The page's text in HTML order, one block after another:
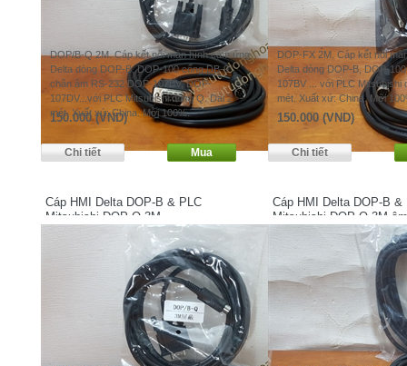
DOP/B-Q 2M. Cáp kết nối màn hình cảm ứng
Delta dòng DOP-B, DOP-100 cổng DB-9
chân âm RS-232 DOP-107BV, DOP-
107DV...với PLC Mitsubishi dòng Q. Dài 2
mét. Xuất xứ: China. Mới 100%.
150.000 (VND)
DOP-FX 2M. Cáp kết nối
Delta dòng DOP-B, DOP-
107BV ... với PLC Mitsubishi
mét. Xuất xứ: China. Mới
150.000 (VND)
Cáp HMI Delta DOP-B & PLC
Mitsubishi DOP-Q 3M
Cáp HMI Delta DOP-B &
Mitsubishi DOP-Q 3M âm